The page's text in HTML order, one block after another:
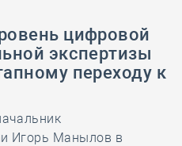
цифровой
экспертизы
переходу к
Игорь Манылов в